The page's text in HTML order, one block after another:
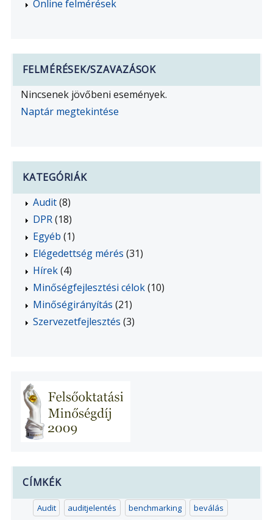
Online felmérések
FELMÉRÉSEK/SZAVAZÁSOK
Nincsenek jövőbeni események.
Naptár megtekintése
KATEGÓRIÁK
Audit(8)
DPR(18)
Egyéb (1)
Elégedettség mérés (31)
Hírek(4)
Minőségfejlesztési célok(10)
Minőségirányítás (21)
Szervezetfejlesztés (3)
CÍMKÉK
Audit auditjelentés benchmarking
beválás